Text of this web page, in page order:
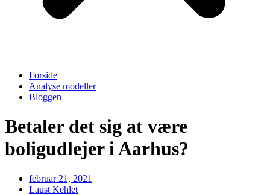
Forside
Analyse modeller
Bloggen
Betaler det sig at være
boligudlejer i Aarhus?
februar 21, 2021
Laust Kehlet